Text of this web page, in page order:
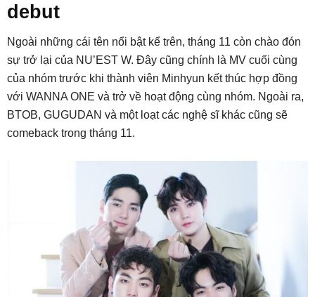
debut
Ngoài những cái tên nổi bật kể trên, tháng 11 còn chào đón
sự trở lại của NU’EST W. Đây cũng chính là MV cuối cùng
của nhóm trước khi thành viên Minhyun kết thúc hợp đồng
với WANNA ONE và trở về hoạt động cùng nhóm. Ngoài ra,
BTOB, GUGUDAN và một loạt các nghệ sĩ khác cũng sẽ
comeback trong tháng 11.